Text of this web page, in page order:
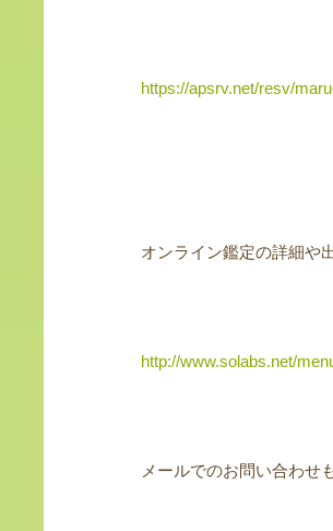
https://apsrv.net/resv/
オンライン鑑定の詳細や
http://www.solabs.net/
メールでのお問い合わせ